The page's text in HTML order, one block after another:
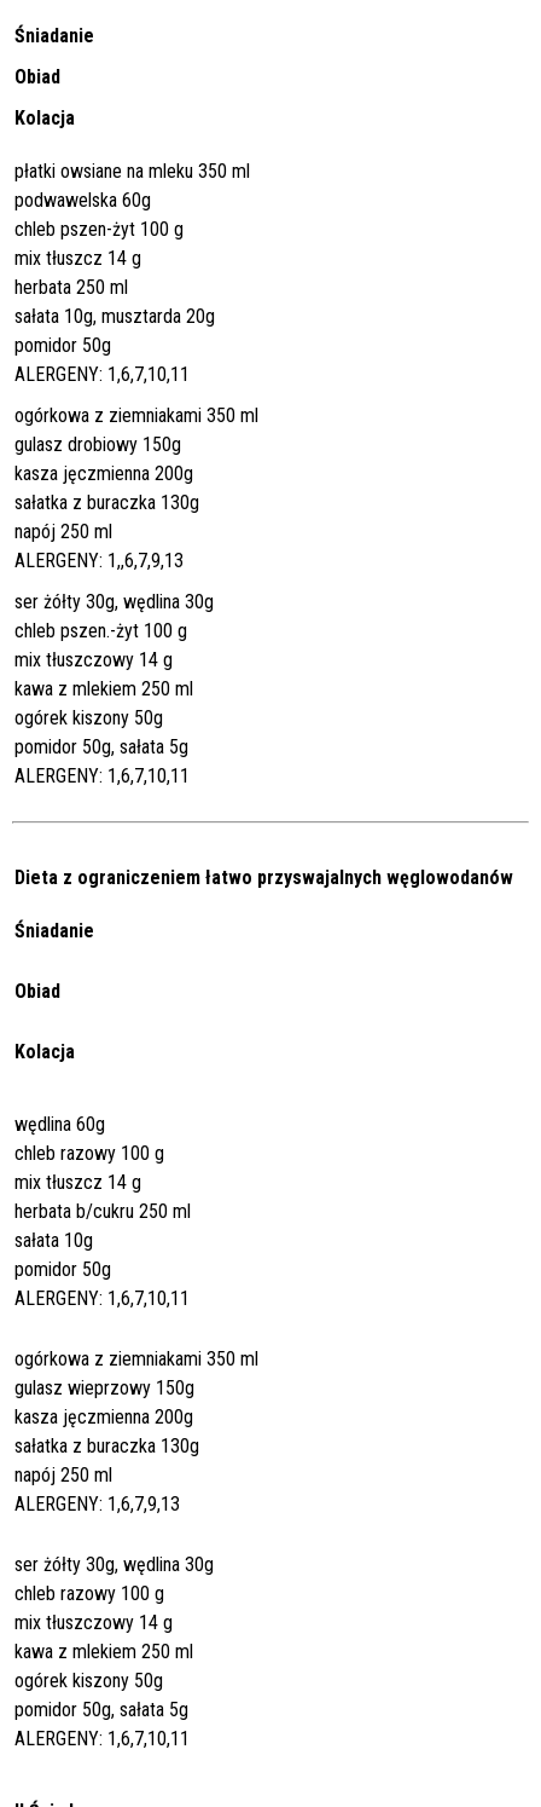
Śniadanie
Obiad
Kolacja
płatki owsiane na mleku 350 ml
podwawelska 60g
chleb pszen-żyt 100 g
mix tłuszcz 14 g
herbata 250 ml
sałata 10g, musztarda 20g
pomidor 50g
ALERGENY: 1,6,7,10,11
ogórkowa z ziemniakami 350 ml
gulasz drobiowy 150g
kasza jęczmienna 200g
sałatka z buraczka 130g
napój 250 ml
ALERGENY: 1,,6,7,9,13
ser żółty 30g, wędlina 30g
chleb pszen.-żyt 100 g
mix tłuszczowy 14 g
kawa z mlekiem 250 ml
ogórek kiszony 50g
pomidor 50g, sałata 5g
ALERGENY: 1,6,7,10,11
Dieta z ograniczeniem łatwo przyswajalnych węglowodanów
Śniadanie
Obiad
Kolacja
wędlina 60g
chleb razowy 100 g
mix tłuszcz 14 g
herbata b/cukru 250 ml
sałata 10g
pomidor 50g
ALERGENY: 1,6,7,10,11
ogórkowa z ziemniakami 350 ml
gulasz wieprzowy 150g
kasza jęczmienna 200g
sałatka z buraczka 130g
napój 250 ml
ALERGENY: 1,6,7,9,13
ser żółty 30g, wędlina 30g
chleb razowy 100 g
mix tłuszczowy 14 g
kawa z mlekiem 250 ml
ogórek kiszony 50g
pomidor 50g, sałata 5g
ALERGENY: 1,6,7,10,11